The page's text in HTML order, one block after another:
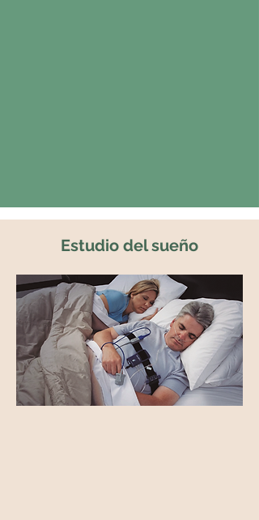
Estudio del sueño